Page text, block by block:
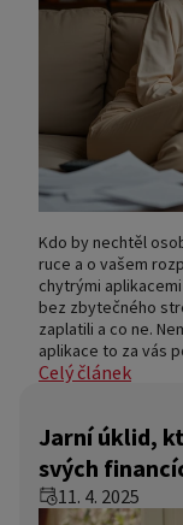
Kdo by nechtěl
ruce a o vašem
chytrými
bez zbytečného
zaplatili a co ne.
aplikace to za vás
Celý článek
Jarní úklid,
svých
11. 4. 2025